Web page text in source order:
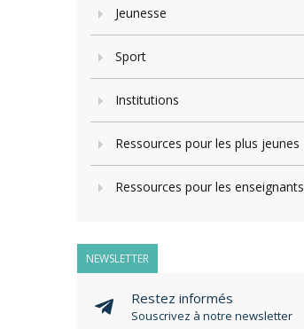
Jeunesse
Sport
Institutions
Ressources pour les plus jeunes
Ressources pour les enseignants
NEWSLETTER
Restez informés
Souscrivez à notre newsletter